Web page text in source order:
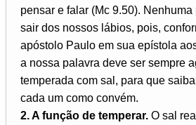
pensar e falar (Mc 9.50).
sair dos nossos lábios, pois,
apóstolo Paulo em sua epístola
a nossa palavra deve ser sempre
temperada com sal, para que
cada um como convém.
2. A função de temperar. O sal